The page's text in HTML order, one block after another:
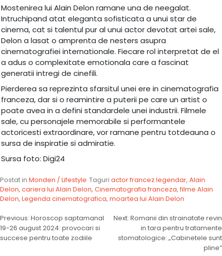
Mostenirea lui Alain Delon ramane una de neegalat.
Intruchipand atat eleganta sofisticata a unui star de
cinema, cat si talentul pur al unui actor devotat artei sale,
Delon a lasat o amprenta de nesters asupra
cinematografiei internationale. Fiecare rol interpretat de el
a adus o complexitate emotionala care a fascinat
generatii intregi de cinefili.
Pierderea sa reprezinta sfarsitul unei ere in cinematografia
franceza, dar si o reamintire a puterii pe care un artist o
poate avea in a defini standardele unei industrii. Filmele
sale, cu personajele memorabile si performantele
actoricesti extraordinare, vor ramane pentru totdeauna o
sursa de inspiratie si admiratie.
Sursa foto: Digi24
Postat in Monden / Lifestyle Taguri actor francez legendar, Alain
Delon, cariera lui Alain Delon, Cinematografia franceza, filme Alain
Delon, Legenda cinematografica, moartea lui Alain Delon
Navigare
în
articole
Previous: Horoscop saptamanal
19-26 august 2024: provocari si
succese pentru toate zodiile
Next: Romanii din strainatate revin
in tara pentru tratamente
stomatologice: „Cabinetele sunt
pline”